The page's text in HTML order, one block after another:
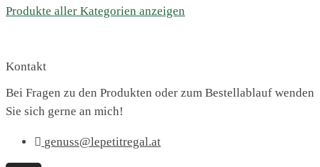
Produkte aller Kategorien anzeigen
Kontakt
Bei Fragen zu den Produkten oder zum Bestellablauf wenden
Sie sich gerne an mich!
genuss@lepetitregal.at